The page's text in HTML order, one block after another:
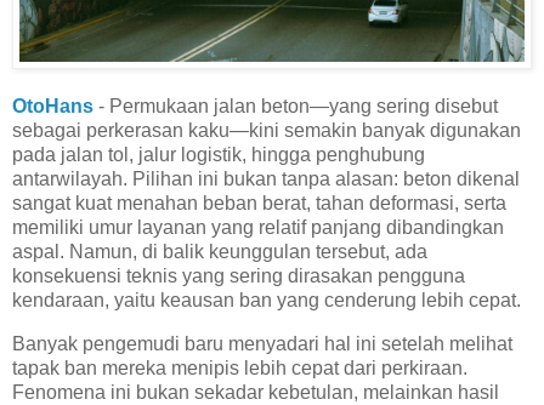
OtoHans - Permukaan jalan beton—yang sering disebut
sebagai perkerasan kaku—kini semakin banyak digunakan
pada jalan tol, jalur logistik, hingga penghubung
antarwilayah. Pilihan ini bukan tanpa alasan: beton dikenal
sangat kuat menahan beban berat, tahan deformasi, serta
memiliki umur layanan yang relatif panjang dibandingkan
aspal. Namun, di balik keunggulan tersebut, ada
konsekuensi teknis yang sering dirasakan pengguna
kendaraan, yaitu keausan ban yang cenderung lebih cepat.
Banyak pengemudi baru menyadari hal ini setelah melihat
tapak ban mereka menipis lebih cepat dari perkiraan.
Fenomena ini bukan sekadar kebetulan, melainkan hasil